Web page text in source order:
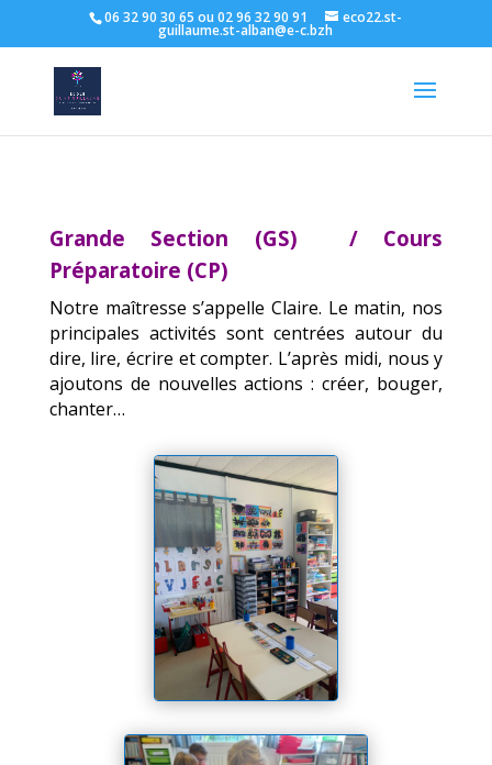
06 32 90 30 65 ou 02 96 32 90 91 eco22.st-
guillaume.st-alban@e-c.bzh
Grande Section (GS) / Cours
Préparatoire (CP)
Notre maîtresse s’appelle Claire. Le matin, nos
principales activités sont centrées autour du
dire, lire, écrire et compter. L’après midi, nous y
ajoutons de nouvelles actions : créer, bouger,
chanter…